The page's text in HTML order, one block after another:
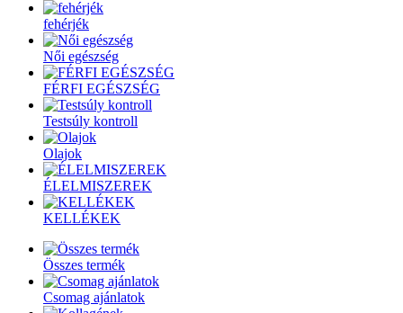
fehérjék
Női egészség
FÉRFI EGÉSZSÉG
Testsúly kontroll
Olajok
ÉLELMISZEREK
KELLÉKEK
Összes termék
Csomag ajánlatok